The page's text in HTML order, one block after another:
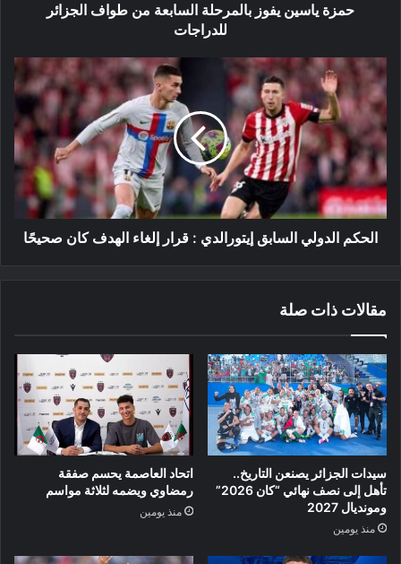
حمزة ياسين يفوز بالمرحلة السابعة من طواف الجزائر
للدراجات
الحكم
الدولي
السابق
إيتورالدي
:
قرار
إلغاء
الهدف
كان
صحيحًا
الحكم الدولي السابق إيتورالدي : قرار إلغاء الهدف كان صحيحًا
مقالات ذات صلة
سيدات الجزائر يصنعن التاريخ..
تأهل إلى نصف نهائي “كان 2026”
ومونديال 2027
منذ يومين
اتحاد العاصمة يحسم صفقة
رمضاوي ويضمه لثلاثة مواسم
منذ يومين